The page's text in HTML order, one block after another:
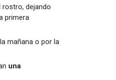
rostro, dejando
primera
mañana o por la
una